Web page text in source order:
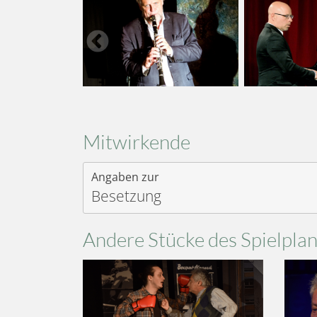
Mitwirkende
Angaben zur
Besetzung
Andere Stücke des